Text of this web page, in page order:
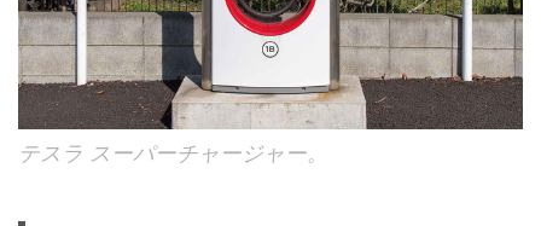
テスラ スーパーチャージャー。